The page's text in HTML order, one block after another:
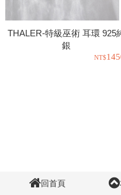
THALER-特級巫術 耳環 925
銀
回首頁